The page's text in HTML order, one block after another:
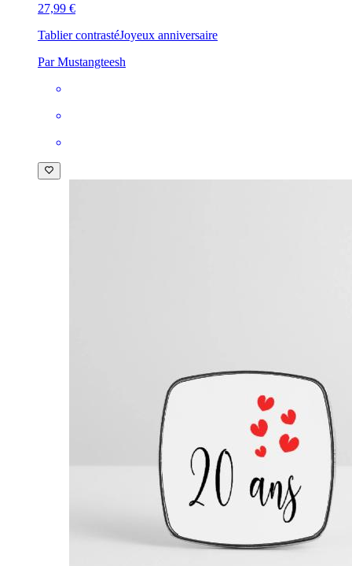
27,99 €
Tablier contrastéJoyeux anniversaire
Par Mustangteesh